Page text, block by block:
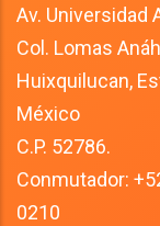
Av. Universidad
Col. Lomas
Huixquilucan,
México
C.P. 52786.
Conmutador:
0210